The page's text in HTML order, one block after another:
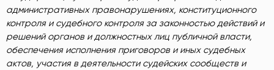
административных правонарушениях, конституционного
контроля и судебного контроля за законностью действий и
решений органов и должностных лиц публичной власти,
обеспечения исполнения приговоров и иных судебных
актов, участия в деятельности судейских сообществ и